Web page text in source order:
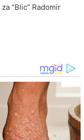
“Blic” Radomir